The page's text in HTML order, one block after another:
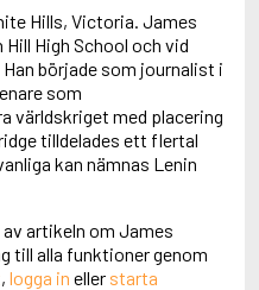
Hills, Victoria. James
High School och vid
började som journalist i
som
världskriget med placering
tilldelades ett flertal
kan nämnas Lenin
artikeln om James
till alla funktioner genom
, logga in eller starta